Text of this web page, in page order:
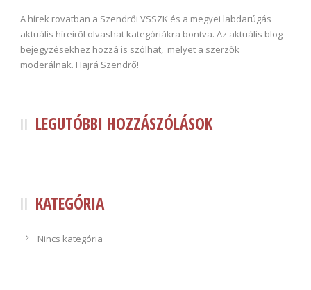
A hírek rovatban a Szendrői VSSZK és a megyei labdarúgás
aktuális híreiről olvashat kategóriákra bontva. Az aktuális blog
bejegyzésekhez hozzá is szólhat, melyet a szerzők
moderálnak. Hajrá Szendrő!
LEGUTÓBBI HOZZÁSZÓLÁSOK
KATEGÓRIA
Nincs kategória